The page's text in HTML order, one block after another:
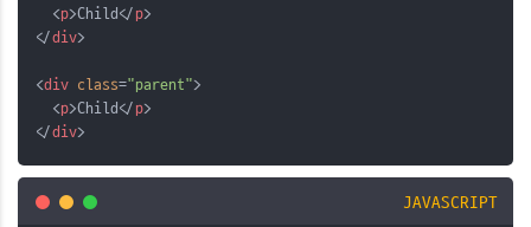
  <
p>Child</ p>
</div>
<div class="parent">
  <
p>Child</ p>
</div>
JAVASCRIPT